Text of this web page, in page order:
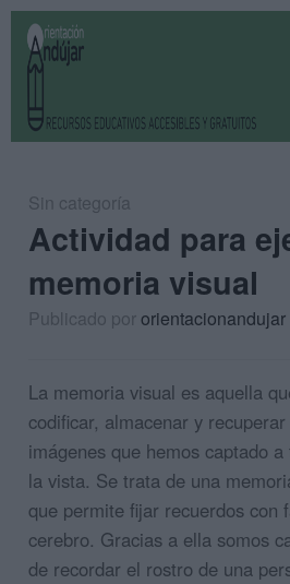
Sin categoría
Actividad para
memoria visual
Publicado pororientacionandujar
La memoria visual es aquella
codificar, almacenar y
imágenes que hemos captado
la vista. Se trata de una
que permite fijar recuerdos con
cerebro. Gracias a ella somos
de recordar el rostro de una